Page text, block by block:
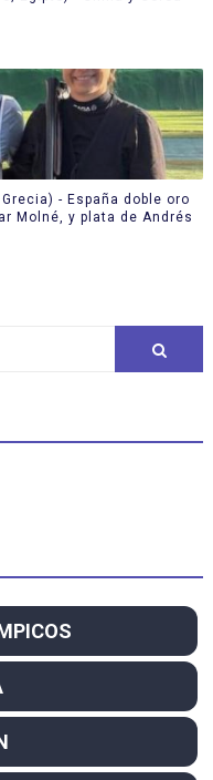
- España doble oro
Molné, y plata de Andrés